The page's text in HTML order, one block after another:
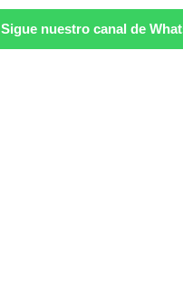
Sigue nuestro canal de